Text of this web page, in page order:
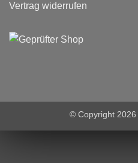
Vertrag widerrufen
© Copyright 2026